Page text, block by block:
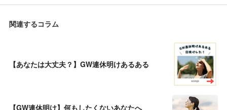
関連するコラム
【あなたは大丈夫？】GW連休明けあるある
【GW連休明け】何もしたくないあなたへ